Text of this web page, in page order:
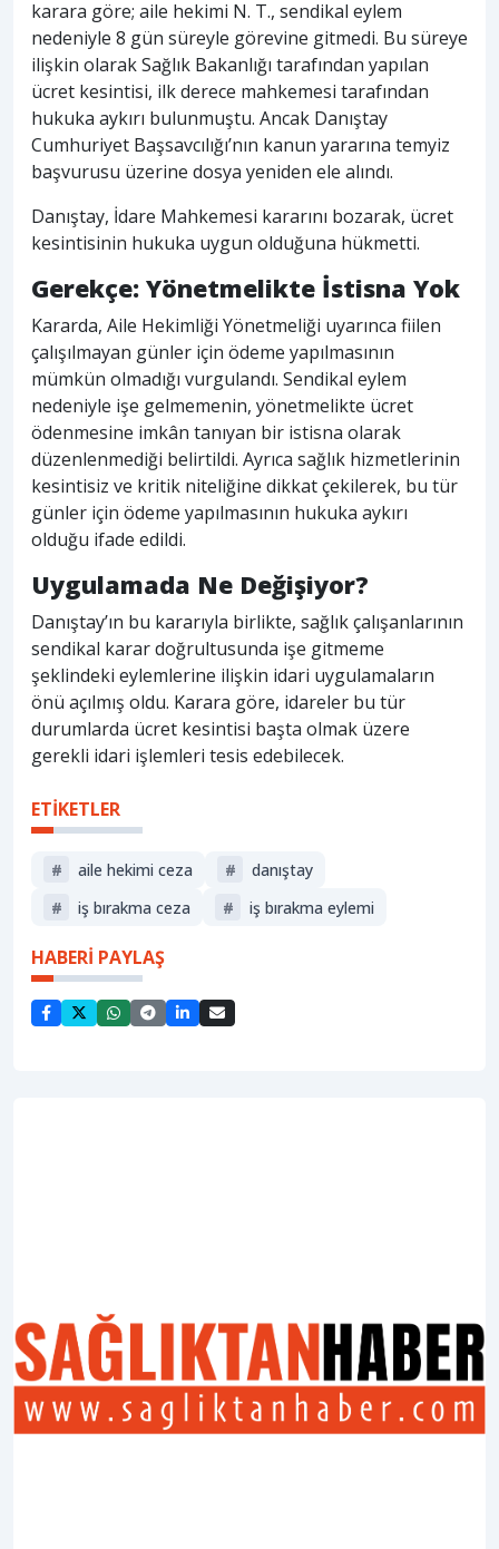
karara göre; aile hekimi N. T., sendikal eylem
nedeniyle 8 gün süreyle görevine gitmedi. Bu süreye
ilişkin olarak Sağlık Bakanlığı tarafından yapılan
ücret kesintisi, ilk derece mahkemesi tarafından
hukuka aykırı bulunmuştu. Ancak Danıştay
Cumhuriyet Başsavcılığı’nın kanun yararına temyiz
başvurusu üzerine dosya yeniden ele alındı.
Danıştay, İdare Mahkemesi kararını bozarak, ücret
kesintisinin hukuka uygun olduğuna hükmetti.
Gerekçe: Yönetmelikte İstisna Yok
Kararda, Aile Hekimliği Yönetmeliği uyarınca fiilen
çalışılmayan günler için ödeme yapılmasının
mümkün olmadığı vurgulandı. Sendikal eylem
nedeniyle işe gelmemenin, yönetmelikte ücret
ödenmesine imkân tanıyan bir istisna olarak
düzenlenmediği belirtildi. Ayrıca sağlık hizmetlerinin
kesintisiz ve kritik niteliğine dikkat çekilerek, bu tür
günler için ödeme yapılmasının hukuka aykırı
olduğu ifade edildi.
Uygulamada Ne Değişiyor?
Danıştay’ın bu kararıyla birlikte, sağlık çalışanlarının
sendikal karar doğrultusunda işe gitmeme
şeklindeki eylemlerine ilişkin idari uygulamaların
önü açılmış oldu. Karara göre, idareler bu tür
durumlarda ücret kesintisi başta olmak üzere
gerekli idari işlemleri tesis edebilecek.
ETİKETLER
# aile hekimi ceza #
danıştay
#
iş bırakma ceza # iş bırakma eylemi
HABERİ PAYLAŞ